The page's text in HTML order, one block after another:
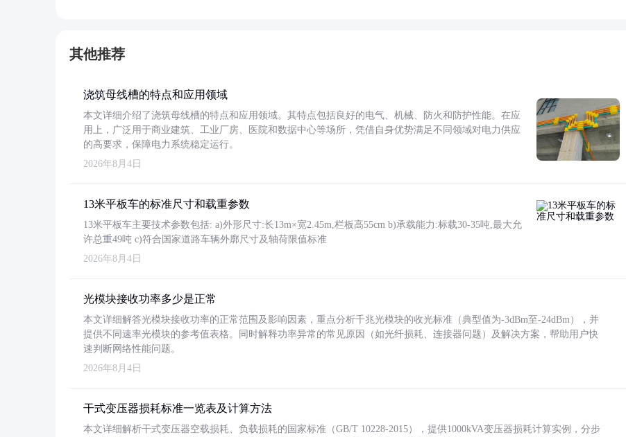
其他推荐
浇筑母线槽的特点和应用领域
本文详细介绍了浇筑母线槽的特点和应用领域。其特点包括良好的电气、机械、防火和防护性能。在应
用上，广泛用于商业建筑、工业厂房、医院和数据中心等场所，凭借自身优势满足不同领域对电力供应
的高要求，保障电力系统稳定运行。
2026年8月4日
13米平板车的标准尺寸和载重参数
13米平板车主要技术参数包括: a)外形尺寸:长13m×宽2.45m,栏板高55cm b)承载能力:标载30-35吨,最大允
许总重49吨 c)符合国家道路车辆外廓尺寸及轴荷限值标准
2026年8月4日
光模块接收功率多少是正常
本文详细解答光模块接收功率的正常范围及影响因素，重点分析千兆光模块的收光标准（典型值为-3dBm至-24dBm），并
提供不同速率光模块的参考值表格。同时解释功率异常的常见原因（如光纤损耗、连接器问题）及解决方案，帮助用户快
速判断网络性能问题。
2026年8月4日
干式变压器损耗标准一览表及计算方法
本文详细解析干式变压器空载损耗、负载损耗的国家标准（GB/T 10228-2015），提供1000kVA变压器损耗计算实例，分步